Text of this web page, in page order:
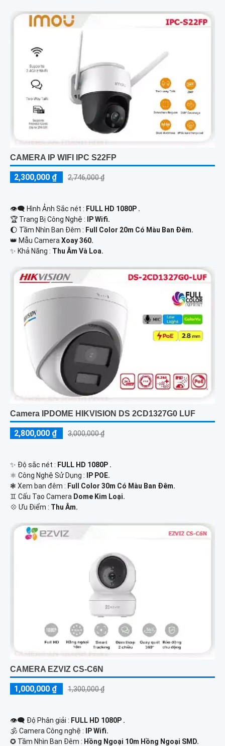
CAMERA IP WIFI IPC S22FP
2,300,000 ₫ 2,746,000 ₫
👁️‍🗨 Hình Ảnh Sắc nét : FULL HD 1080P .
🏆 Trang Bị Công Nghệ :
IP Wifi.
🌔 Tầm Nhìn Ban Đêm : Full Color 20m Có Màu Ban Đêm.
👑 Mẫu CameraXoay 360.
️✨ Khả Năng : Thu Âm Và Loa.
Camera IPDOME HIKVISION DS 2CD1327G0 LUF
2,800,000 ₫ 3,000,000 ₫
✨ Độ sắc nét : FULL HD 1080P .
⚛️ Công Nghệ Sử Dụng : IP POE.
❃ Xem ban đêm : Full Color 30m Có Màu Ban Đêm.
♊ Cấu Tạo Camera Dome Kim Loại.
️💠 Ưu Điểm : Thu Âm.
CAMERA EZVIZ CS-C6N
1,000,000 ₫ 1,300,000 ₫
👁️‍🗨 Độ Phân giải : FULL HD 1080P .
🕉️ Camera Công nghệ :
IP Wifi.
✪ Tầm Nhìn Ban Đêm : Hồng Ngoại 10m Hồng Ngoại SMD.